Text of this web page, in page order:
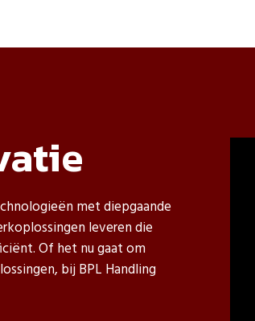
met diepgaande
leveren die
Of het nu gaat om
bij BPL Handling